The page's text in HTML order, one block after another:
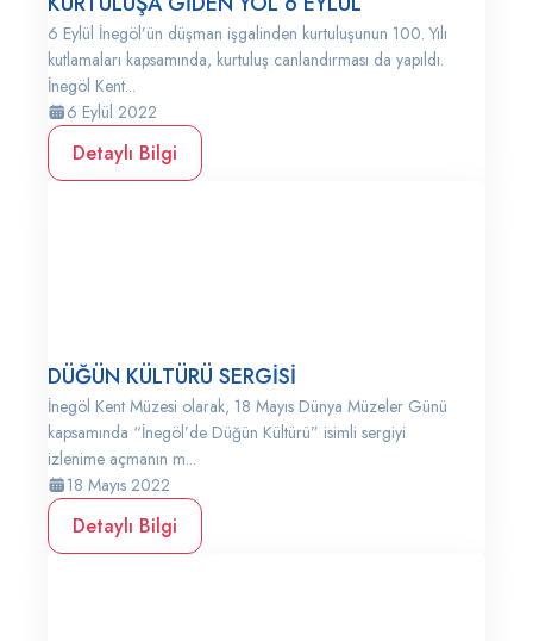
6 Eylül İnegöl’ün düşman işgalinden kurtuluşunun 100. Yılı
kutlamaları kapsamında, kurtuluş canlandırması da yapıldı.
İnegöl Kent...
6 Eylül 2022
Detaylı Bilgi
DÜĞÜN KÜLTÜRÜ SERGİSİ
İnegöl Kent Müzesi olarak, 18 Mayıs Dünya Müzeler Günü
kapsamında “İnegöl’de Düğün Kültürü” isimli sergiyi
izlenime açmanın m...
18 Mayıs 2022
Detaylı Bilgi